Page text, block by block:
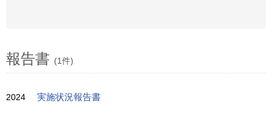
報告書 (1件)
2024 実施状況報告書